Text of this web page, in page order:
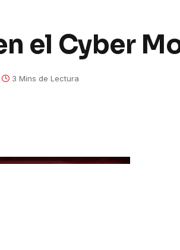
el Cyber
3 Mins de Lectura